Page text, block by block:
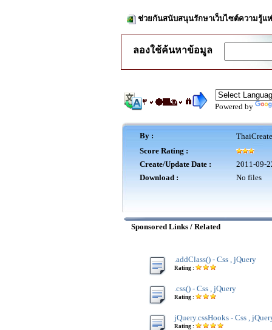
ช่วยกันสนับสนุนรักษาเว็บไซต์ความรู้แ
ลองใช้ค้นหาข้อมูล
Powered by
By :
Score Rating :
Create/Update Date :
2011-09-
Download :
No files
Sponsored Links / Related
.addClass() - Css , jQuery
Rating :
.css() - Css , jQuery
Rating :
jQuery.cssHooks - Css ,
Rating :